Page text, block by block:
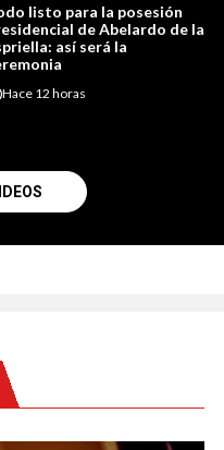
listo para la posesión
de Abelardo de la
así será la
Hace 12 horas